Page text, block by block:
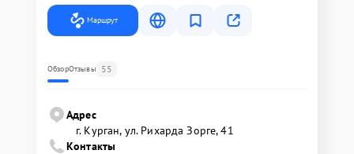
Маршрут
ОбзорОтзывы 55
Адрес
г. Курган, ул. Рихарда Зорге, 41
Контакты